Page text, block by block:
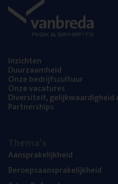
Inzich­ten
Duur­zaam­heid
Onze bedrijfs­cul­tuur
Onze vaca­tu­res
Diver­si­teit, gelijk­waar­dig­heid
Part­ner­ships
Aan­spra­ke­lijk­heid
Beroeps­aan­spra­ke­lijk­heid